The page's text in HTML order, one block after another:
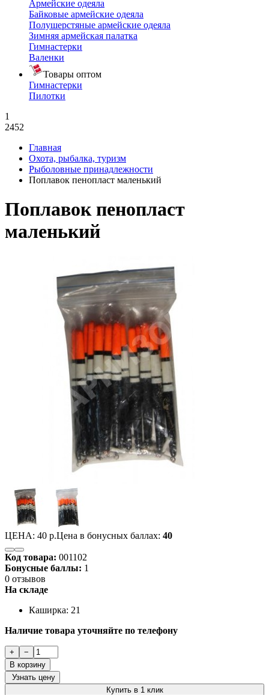
Армейские одеяла
Байковые армейские одеяла
Полушерстяные армейские одеяла
Зимняя армейская палатка
Гимнастерки
Валенки
Товары оптом
Гимнастерки
Пилотки
1
2452
Главная
Охота, рыбалка, туризм
Рыболовные принадлежности
Поплавок пенопласт маленький
Поплавок пенопласт
маленький
ЦЕНА: 40 р.Цена в бонусных баллах: 40
Код товара: 001102
Бонусные баллы: 1
0 отзывов
На складе
Каширка: 21
Наличие товара уточняйте по телефону
+
−
В корзину
Узнать цену
Купить в 1 клик